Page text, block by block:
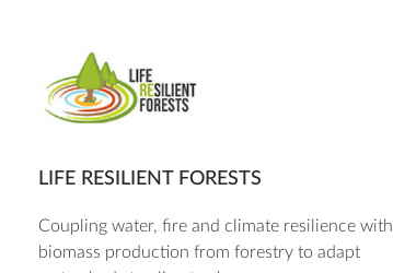
LIFE RESILIENT FORESTS
Coupling water, fire and climate resilience with
biomass production from forestry to adapt